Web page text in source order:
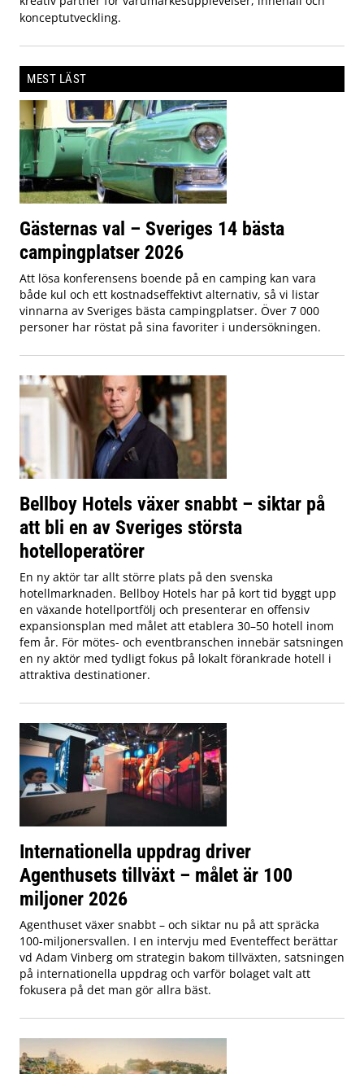
konceptutveckling.
MEST LÄST
Gästernas val – Sveriges 14 bästa
campingplatser 2026
Att lösa konferensens boende på en camping kan vara
både kul och ett kostnadseffektivt alternativ, så vi listar
vinnarna av Sveriges bästa campingplatser. Över 7 000
personer har röstat på sina favoriter i undersökningen.
Bellboy Hotels växer snabbt – siktar på
att bli en av Sveriges största
hotelloperatörer
En ny aktör tar allt större plats på den svenska
hotellmarknaden. Bellboy Hotels har på kort tid byggt upp
en växande hotellportfölj och presenterar en offensiv
expansionsplan med målet att etablera 30–50 hotell inom
fem år. För mötes- och eventbranschen innebär satsningen
en ny aktör med tydligt fokus på lokalt förankrade hotell i
attraktiva destinationer.
Internationella uppdrag driver
Agenthusets tillväxt – målet är 100
miljoner 2026
Agenthuset växer snabbt – och siktar nu på att spräcka
100-miljonersvallen. I en intervju med Eventeffect berättar
vd Adam Vinberg om strategin bakom tillväxten, satsningen
på internationella uppdrag och varför bolaget valt att
fokusera på det man gör allra bäst.